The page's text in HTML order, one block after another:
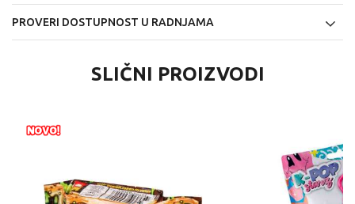
PROVERI DOSTUPNOST U RADNJAMA
SLIČNI PROIZVODI